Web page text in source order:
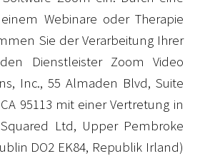
Webinare oder Therapie
Sie der Verarbeitung Ihrer
Dienstleister Zoom Video
Inc., 55 Almaden Blvd, Suite
95113 mit einer Vertretung in
Ltd, Upper Pembroke
DO2 EK84, Republik Irland)